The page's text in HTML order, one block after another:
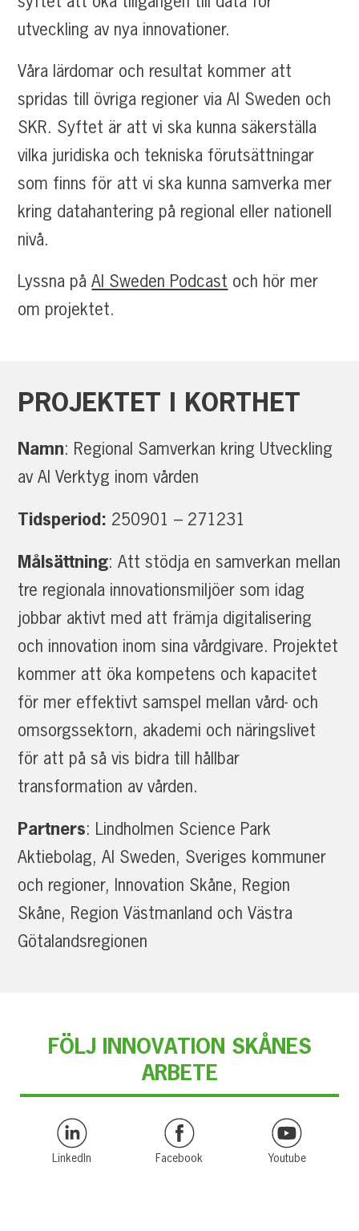
utveckling av nya innovationer.
Våra lärdomar och resultat kommer att
spridas till övriga regioner via AI Sweden och
SKR. Syftet är att vi ska kunna säkerställa
vilka juridiska och tekniska förutsättningar
som finns för att vi ska kunna samverka mer
kring datahantering på regional eller nationell
nivå.
Lyssna påAI Sweden Podcast och hör mer
om projektet.
PROJEKTET I KORTHET
Namn: Regional Samverkan kring Utveckling
av AI Verktyg inom vården
Tidsperiod: 250901 – 271231
Målsättning: Att stödja en samverkan mellan
tre regionala innovationsmiljöer som idag
jobbar aktivt med att främja digitalisering
och innovation inom sina vårdgivare. Projektet
kommer att öka kompetens och kapacitet
för mer effektivt samspel mellan vård- och
omsorgssektorn, akademi och näringslivet
för att på så vis bidra till hållbar
transformation av vården.
Partners: Lindholmen Science Park
Aktiebolag, AI Sweden, Sveriges kommuner
och regioner, Innovation Skåne, Region
Skåne, Region Västmanland och Västra
Götalandsregionen
FÖLJ INNOVATION SKÅNES
ARBETE
LinkedIn Facebook Youtube